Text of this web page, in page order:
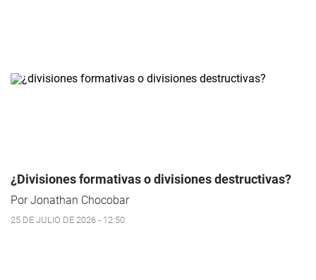
¿Divisiones formativas o divisiones destructivas?
Por Jonathan Chocobar
25 DE JULIO DE 2026 - 12:50